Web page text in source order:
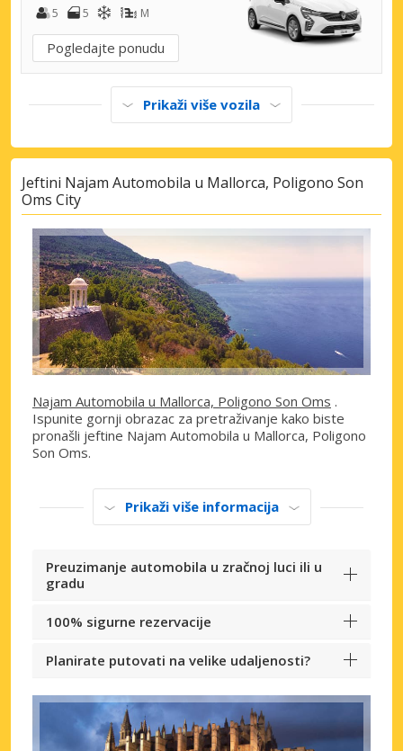
5
5 M
Pogledajte ponudu
Prikaži više vozila
Jeftini Najam Automobila u Mallorca, Poligono Son
Oms City
Najam Automobila u Mallorca, Poligono Son Oms .
Ispunite gornji obrazac za pretraživanje kako biste
pronašli jeftine Najam Automobila u Mallorca, Poligono
Son Oms.
Prikaži više informacija
Preuzimanje automobila u zračnoj luci ili u
gradu
100% sigurne rezervacije
Planirate putovati na velike udaljenosti?